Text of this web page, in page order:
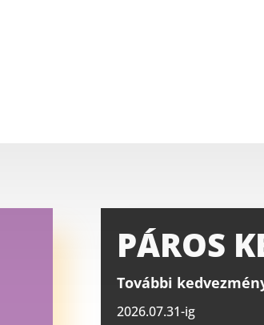
PÁROS
További
2026.07.31-ig